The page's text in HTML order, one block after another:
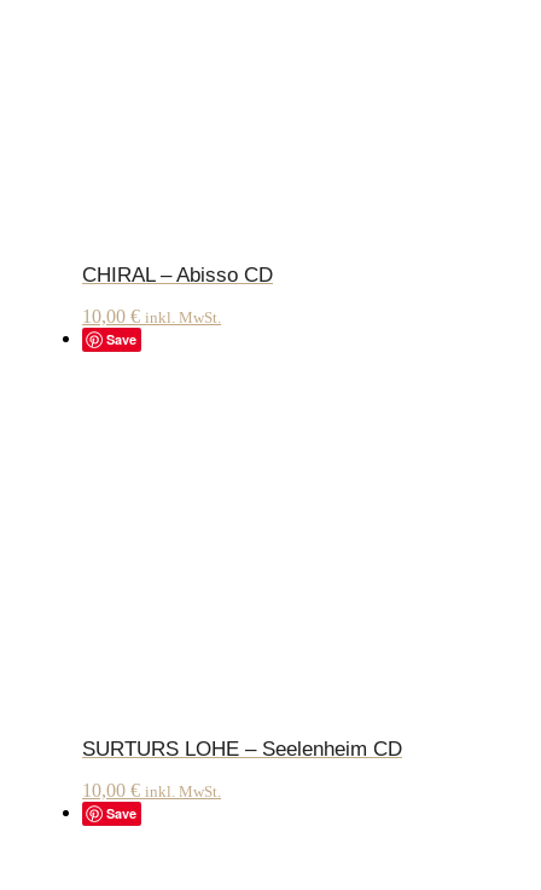
CHIRAL – Abisso CD
10,00 € inkl. MwSt.
Save
SURTURS LOHE – Seelenheim CD
10,00 € inkl. MwSt.
Save